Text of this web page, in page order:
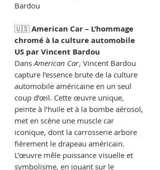
Bardou
🇺🇸 American Car – L’hommage
chromé à la culture automobile
US par Vincent Bardou
DansAmerican Car, Vincent Bardou
capture l’essence brute de la culture
automobile américaine en un seul
coup d’œil. Cette œuvre unique,
peinte à l’huile et à la bombe aérosol,
met en scène une muscle car
iconique, dont la carrosserie arbore
fièrement le drapeau américain.
L’œuvre mêle puissance visuelle et
symbolisme, en jouant sur le